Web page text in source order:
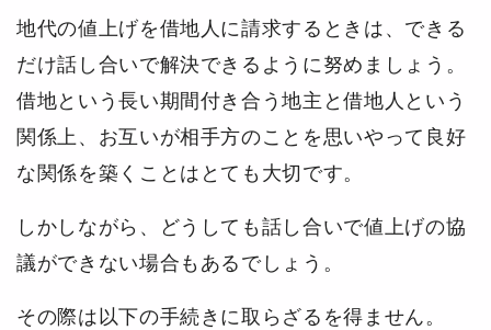
地代の値上げを借地人に請求するときは、できる
だけ話し合いで解決できるように努めましょう。
借地という長い期間付き合う地主と借地人という
関係上、お互いが相手方のことを思いやって良好
な関係を築くことはとても大切です。
しかしながら、どうしても話し合いで値上げの協
議ができない場合もあるでしょう。
その際は以下の手続きに取らざるを得ません。